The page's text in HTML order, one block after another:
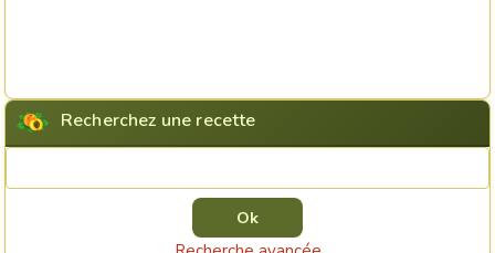
Recherchez une recette